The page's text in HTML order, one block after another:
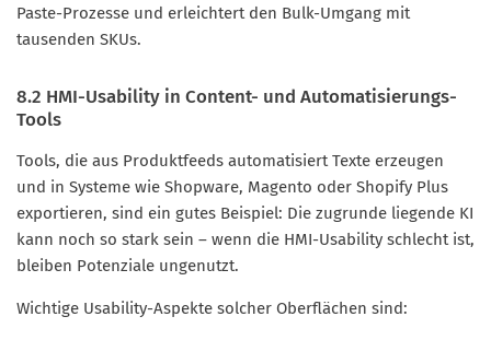
Paste-Prozesse und erleichtert den Bulk-Umgang mit
tausenden SKUs.
8.2 HMI-Usability in Content- und Automatisierungs-
Tools
Tools, die aus Produktfeeds automatisiert Texte erzeugen
und in Systeme wie Shopware, Magento oder Shopify Plus
exportieren, sind ein gutes Beispiel: Die zugrunde liegende KI
kann noch so stark sein – wenn die HMI-Usability schlecht ist,
bleiben Potenziale ungenutzt.
Wichtige Usability-Aspekte solcher Oberflächen sind: